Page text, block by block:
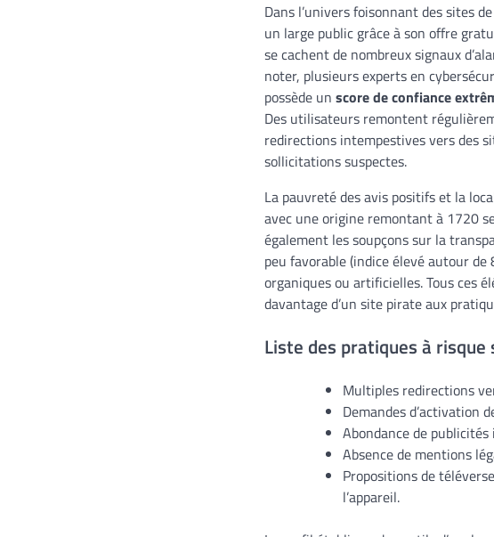
Dans l’univers foisonnant des sites
un large public grâce à son offre
se cachent de nombreux signaux
noter, plusieurs experts en
possède un score de confiance
Des utilisateurs remontent
redirections intempestives vers des
sollicitations suspectes.
La pauvreté des avis positifs et la
avec une origine remontant à 1720
également les soupçons sur la
peu favorable (indice élevé autour
organiques ou artificielles. Tous ces
davantage d’un site pirate aux
Liste des pratiques à
Multiples redirections
Demandes d’activation
Abondance de
Absence de mentions
Propositions de
l’appareil.